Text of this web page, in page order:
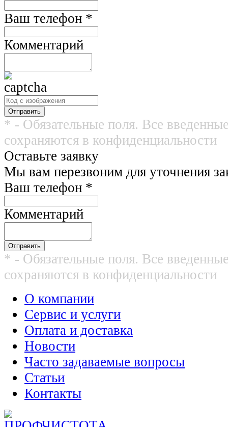
Ваш телефон *
Комментарий
* - Обязательные поля. Все
сохраняются в конфиденциальности
Оставьте заявку
Мы вам перезвоним для уточнения
Ваш телефон *
Комментарий
* - Обязательные поля. Все
сохраняются в конфиденциальности
О компании
Сервис и услуги
Оплата и доставка
Новости
Часто задаваемые вопросы
Статьи
Контакты